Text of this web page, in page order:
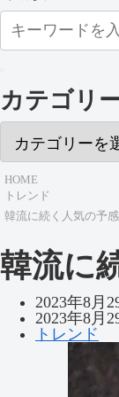
カテゴリ
HOME
トレンド
韓流に続く人気の予
韓流に
2023年8月
2023年8月
トレンド